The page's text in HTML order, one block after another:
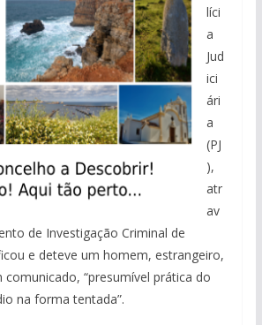
líci
a
Jud
ici
ári
a
(PJ
),
atr
av
de Investigação Criminal de
e deteve um homem, estrangeiro,
“presumível prática do
na forma tentada”.